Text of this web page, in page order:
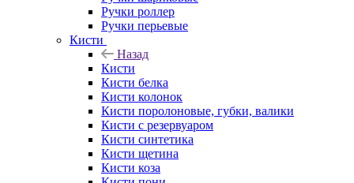
Ручки роллер
Ручки перьевые
Кисти
Назад
Кисти
Кисти белка
Кисти колонок
Кисти поролоновые, губки, валики
Кисти с резервуаром
Кисти синтетика
Кисти щетина
Кисти коза